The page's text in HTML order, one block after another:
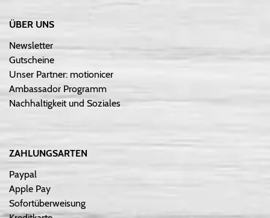
ÜBER UNS
Newsletter
Gutscheine
Unser Partner: motionicer
Ambassador Programm
Nachhaltigkeit und Soziales
ZAHLUNGSARTEN
Paypal
Apple Pay
Sofortüberweisung